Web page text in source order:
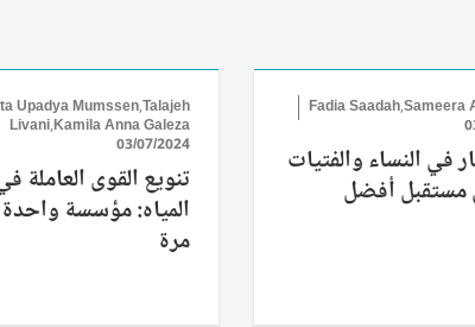
Fadia Saadah,Sameera
في النساء والفتيات
أفضل
Upadya Mumssen,Talajeh
Livani,Kamila Anna Galeza
03/07/2024
تنويع القوى العاملة
المياه: مؤسسة
مرة